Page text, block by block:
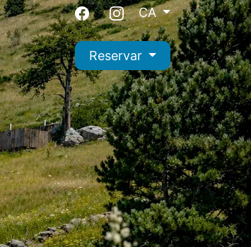
CA
Reservar